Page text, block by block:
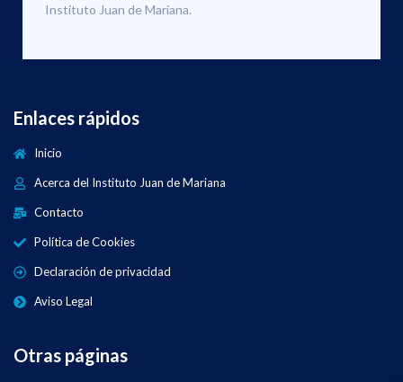
Instituto Juan de Mariana.
Enlaces rápidos
Inicio
Acerca del Instituto Juan de Mariana
Contacto
Política de Cookies
Declaración de privacidad
Aviso Legal
Otras páginas